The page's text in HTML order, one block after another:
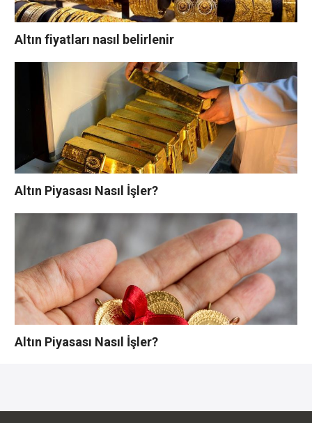
Altın fiyatları nasıl belirlenir
Altın Piyasası Nasıl İşler?
Altın Piyasası Nasıl İşler?